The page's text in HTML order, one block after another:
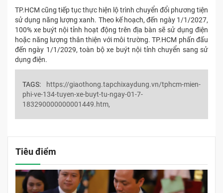
TP.HCM cũng tiếp tục thực hiện lộ trình chuyển đổi phương tiện
sử dụng năng lượng xanh. Theo kế hoạch, đến ngày 1/1/2027,
100% xe buýt nội tỉnh hoạt động trên địa bàn sẽ sử dụng điện
hoặc năng lượng thân thiện với môi trường. TP.HCM phấn đấu
đến ngày 1/1/2029, toàn bộ xe buýt nội tỉnh chuyển sang sử
dụng điện.
TAGS:
https://giaothong.tapchixaydung.vn/tphcm-mien-
phi-ve-134-tuyen-xe-buyt-tu-ngay-01-7-
183290000000001449.htm,
Tiêu điểm